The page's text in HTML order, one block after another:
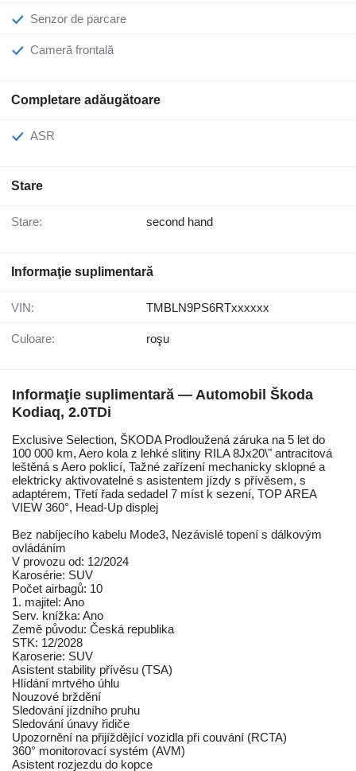
Senzor de parcare
Cameră frontală
Completare adăugătoare
ASR
Stare
Stare: second hand
Informaţie suplimentară
VIN: TMBLN9PS6RTxxxxxx
Culoare: roşu
Informaţie suplimentară — Automobil Škoda
Kodiaq, 2.0TDi
Exclusive Selection, ŠKODA Prodloužená záruka na 5 let do
100 000 km, Aero kola z lehké slitiny RILA 8Jx20\" antracitová
leštěná s Aero poklicí, Tažné zařízení mechanicky sklopné a
elektricky aktivovatelné s asistentem jízdy s přívěsem, s
adaptérem, Třetí řada sedadel 7 míst k sezení, TOP AREA
VIEW 360°, Head-Up displej
Bez nabíjecího kabelu Mode3, Nezávislé topení s dálkovým
ovládáním
V provozu od: 12/2024
Karosérie: SUV
Počet airbagů: 10
1. majitel: Ano
Serv. knížka: Ano
Země původu: Česká republika
STK: 12/2028
Karoserie: SUV
Asistent stability přívěsu (TSA)
Hlídání mrtvého úhlu
Nouzové brždění
Sledování jízdního pruhu
Sledování únavy řidiče
Upozornění na přijíždějící vozidla při couvání (RCTA)
360° monitorovací systém (AVM)
Asistent rozjezdu do kopce